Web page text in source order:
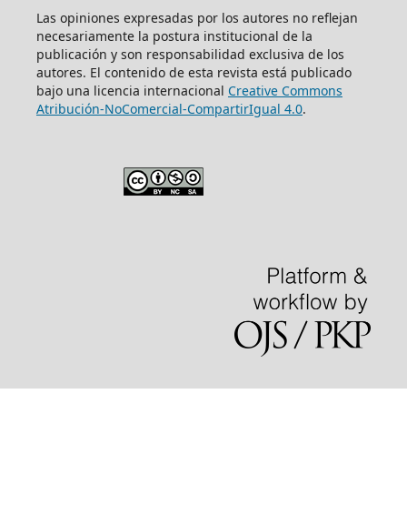
Las opiniones expresadas por los autores no reflejan
necesariamente la postura institucional de la
publicación y son responsabilidad exclusiva de los
autores. El contenido de esta revista está publicado
bajo una licencia internacional Creative Commons
Atribución-NoComercial-CompartirIgual 4.0.